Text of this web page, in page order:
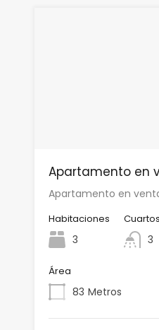
Apartamento en
Apartamento en
Habitaciones
3 3
Área
83 Metros